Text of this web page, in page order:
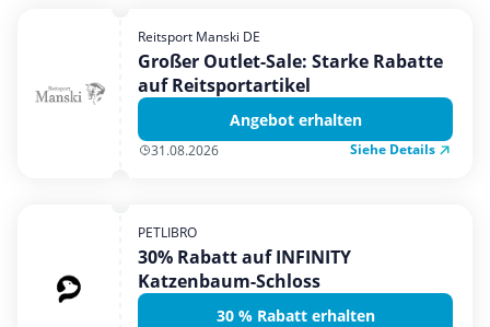
Urlaub & Reise
Reitsport Manski DE
Großer Outlet-Sale: Starke Rabatte
auf Reitsportartikel
Angebot erhalten
31.08.2026 Siehe Details
PETLIBRO
30% Rabatt auf INFINITY
Katzenbaum-Schloss
30 % Rabatt erhalten